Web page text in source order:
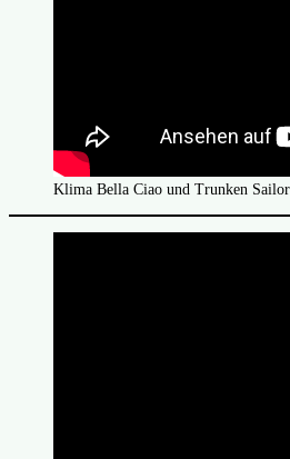
Klima Bella Ciao und Trunken